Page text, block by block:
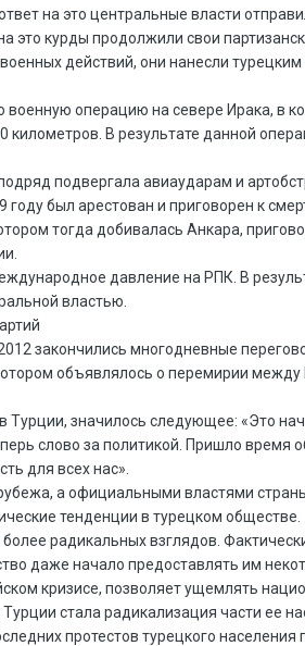
на это центральные власти
курды продолжили свои
действий, они нанесли турецким
операцию на севере Ирака, в
километров. В результате данной
подвергала авиаударам и
был арестован и приговорен к
тогда добивалась Анкара,
давление на РПК. В
властью.
закончились многодневные
объявлялось о перемирии между
значилось следующее: «Это
слово за политикой. Пришло время
для всех нас».
а официальными властями
тенденции в турецком обществе.
радикальных взглядов.
даже начало предоставлять им
кризисе, позволяет ущемлять
стала радикализация части ее
протестов турецкого населения